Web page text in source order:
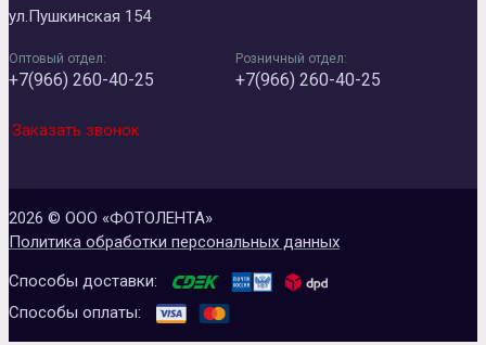
ул.Пушкинская 154
Оптовый отдел:
+7(966) 260-40-25
Розничный отдел:
+7(966) 260-40-25
Заказать звонок
2026 © ООО «ФОТОЛЕНТА»
Политика обработки персональных данных
Способы доставки:
Способы оплаты: